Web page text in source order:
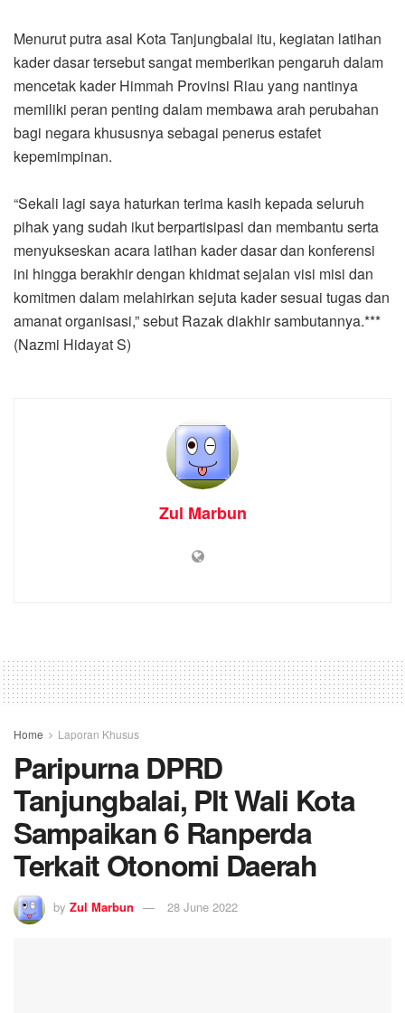
Menurut putra asal Kota Tanjungbalai itu, kegiatan latihan
kader dasar tersebut sangat memberikan pengaruh dalam
mencetak kader Himmah Provinsi Riau yang nantinya
memiliki peran penting dalam membawa arah perubahan
bagi negara khususnya sebagai penerus estafet
kepemimpinan.
“Sekali lagi saya haturkan terima kasih kepada seluruh
pihak yang sudah ikut berpartisipasi dan membantu serta
menyukseskan acara latihan kader dasar dan konferensi
ini hingga berakhir dengan khidmat sejalan visi misi dan
komitmen dalam melahirkan sejuta kader sesuai tugas dan
amanat organisasi,” sebut Razak diakhir sambutannya.***
(Nazmi Hidayat S)
Zul Marbun
Home Laporan Khusus
Paripurna DPRD
Tanjungbalai, Plt Wali Kota
Sampaikan 6 Ranperda
Terkait Otonomi Daerah
by Zul Marbun 28 June 2022